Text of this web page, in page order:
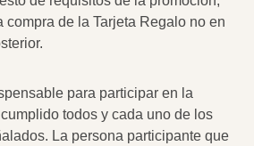
compra de la Tarjeta Regalo no en
para participar en la
todos y cada uno de los
La persona participante que